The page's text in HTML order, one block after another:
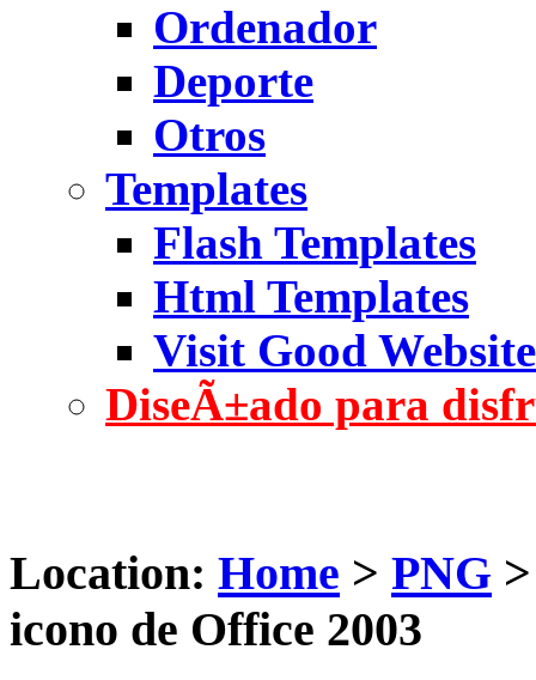
Ordenador
Deporte
Otros
Templates
Flash Templates
Html Templates
Visit Good Website
DiseÃ±ado para
Location: Home > PNG
icono de Office 2003